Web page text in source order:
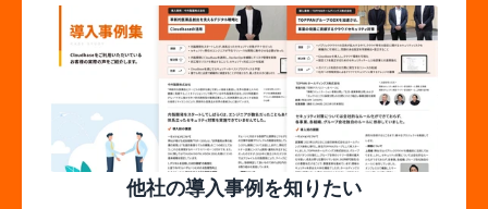
他社の導入事例を知りたい